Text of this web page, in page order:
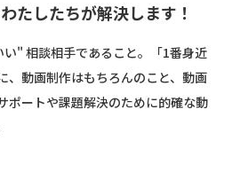
たしたちが解決します！
" 相談相手であること。
「1番身近
動画制作はもちろんのこと、動画
ポートや課題解決のために的確な動